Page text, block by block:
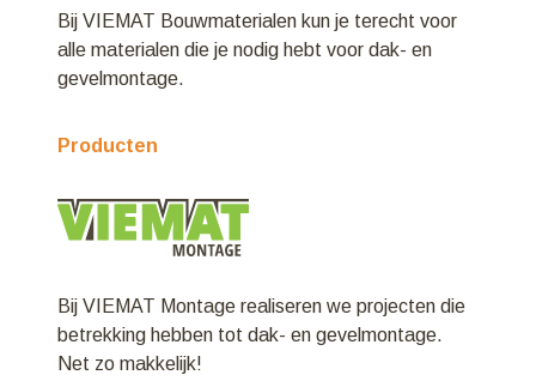
Bij VIEMAT Bouwmaterialen kun je terecht voor
alle materialen die je nodig hebt voor dak- en
gevelmontage.
Producten
Bij VIEMAT Montage realiseren we projecten die
betrekking hebben tot dak- en gevelmontage.
Net zo makkelijk!